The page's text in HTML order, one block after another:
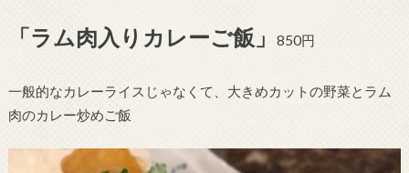
「ラム肉入りカレーご飯」 850円
一般的なカレーライスじゃなくて、大きめカットの野菜とラム
肉のカレー炒めご飯